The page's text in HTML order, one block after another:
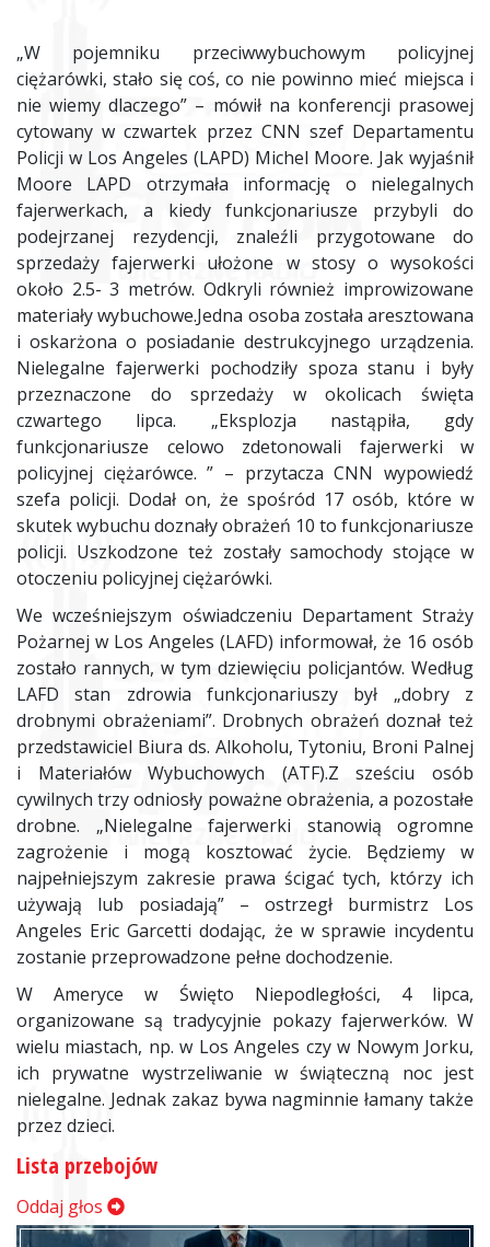
„W pojemniku przeciwwybuchowym policyjnej
ciężarówki, stało się coś, co nie powinno mieć miejsca i
nie wiemy dlaczego” – mówił na konferencji prasowej
cytowany w czwartek przez CNN szef Departamentu
Policji w Los Angeles (LAPD) Michel Moore. Jak wyjaśnił
Moore LAPD otrzymała informację o nielegalnych
fajerwerkach, a kiedy funkcjonariusze przybyli do
podejrzanej rezydencji, znaleźli przygotowane do
sprzedaży fajerwerki ułożone w stosy o wysokości
około 2.5- 3 metrów. Odkryli również improwizowane
materiały wybuchowe.Jedna osoba została aresztowana
i oskarżona o posiadanie destrukcyjnego urządzenia.
Nielegalne fajerwerki pochodziły spoza stanu i były
przeznaczone do sprzedaży w okolicach święta
czwartego lipca. „Eksplozja nastąpiła, gdy
funkcjonariusze celowo zdetonowali fajerwerki w
policyjnej ciężarówce. ” – przytacza CNN wypowiedź
szefa policji. Dodał on, że spośród 17 osób, które w
skutek wybuchu doznały obrażeń 10 to funkcjonariusze
policji. Uszkodzone też zostały samochody stojące w
otoczeniu policyjnej ciężarówki.
We wcześniejszym oświadczeniu Departament Straży
Pożarnej w Los Angeles (LAFD) informował, że 16 osób
zostało rannych, w tym dziewięciu policjantów. Według
LAFD stan zdrowia funkcjonariuszy był „dobry z
drobnymi obrażeniami”. Drobnych obrażeń doznał też
przedstawiciel Biura ds. Alkoholu, Tytoniu, Broni Palnej
i Materiałów Wybuchowych (ATF).Z sześciu osób
cywilnych trzy odniosły poważne obrażenia, a pozostałe
drobne. „Nielegalne fajerwerki stanowią ogromne
zagrożenie i mogą kosztować życie. Będziemy w
najpełniejszym zakresie prawa ścigać tych, którzy ich
używają lub posiadają” – ostrzegł burmistrz Los
Angeles Eric Garcetti dodając, że w sprawie incydentu
zostanie przeprowadzone pełne dochodzenie.
W Ameryce w Święto Niepodległości, 4 lipca,
organizowane są tradycyjnie pokazy fajerwerków. W
wielu miastach, np. w Los Angeles czy w Nowym Jorku,
ich prywatne wystrzeliwanie w świąteczną noc jest
nielegalne. Jednak zakaz bywa nagminnie łamany także
przez dzieci.
Lista przebojów
Oddaj głos